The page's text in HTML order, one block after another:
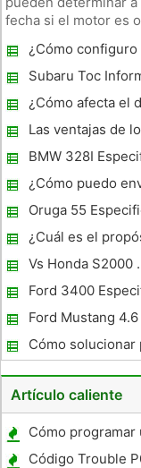
fecha si el motor es
Los Sims motores de
de prod
¿Cómo
un Mercedes
Subaru Toc
¿Cómo afecta el
Las ventajas de
BMW 328I
¿Cómo puedo
Oruga 55
¿Cuál es el
de chispas en
Vs Honda S2000
Ford 3400
Ford Mustang
Cómo solucionar
36V cargador de
Artículo caliente
Cómo programar
Claves
Código Trouble